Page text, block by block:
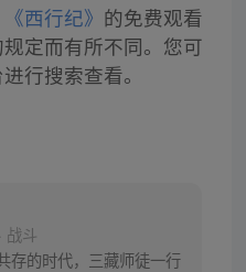
《西行纪》 的免费观看
定而有所不同。您可
行搜索查看。
战斗
存的时代，三藏师徒一行